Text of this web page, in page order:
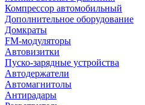
Компрессор автомобильный
Дополнительное оборудование
Домкраты
FM-модуляторы
Автовизитки
Пуско-зарядные устройства
Автодержатели
Автомагнитолы
Антирадары